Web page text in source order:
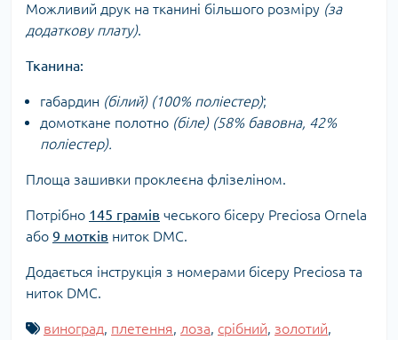
Можливий друк на тканині більшого розміру (за
додаткову плату).
Тканина:
габардин (білий) (100% поліестер);
домоткане полотно (біле) (58% бавовна, 42%
поліестер).
Площа зашивки проклеєна флізеліном.
Потрібно 145 грамів чеського бісеру Preciosa Ornela
або 9 мотків ниток DMC.
Додається інструкція з номерами бісеру Preciosa та
ниток DMC.
виноград, плетення, лоза, срібний, золотий,